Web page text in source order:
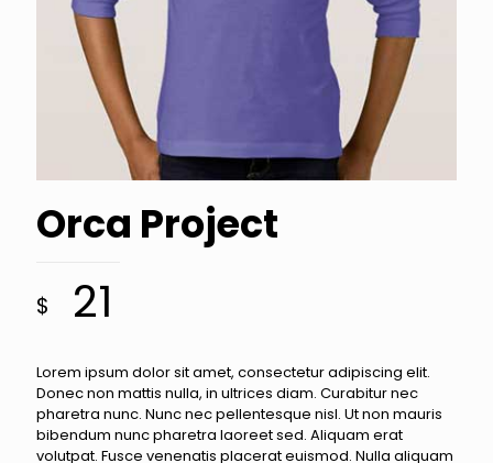
Orca Project
$ 21
Lorem ipsum dolor sit amet, consectetur adipiscing elit.
Donec non mattis nulla, in ultrices diam. Curabitur nec
pharetra nunc. Nunc nec pellentesque nisl. Ut non mauris
bibendum nunc pharetra laoreet sed. Aliquam erat
volutpat. Fusce venenatis placerat euismod. Nulla aliquam